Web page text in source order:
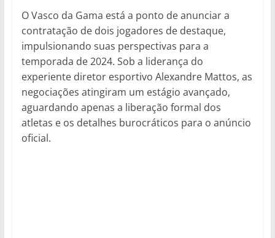
O Vasco da Gama está a ponto de anunciar a
contratação de dois jogadores de destaque,
impulsionando suas perspectivas para a
temporada de 2024. Sob a liderança do
experiente diretor esportivo Alexandre Mattos, as
negociações atingiram um estágio avançado,
aguardando apenas a liberação formal dos
atletas e os detalhes burocráticos para o anúncio
oficial.